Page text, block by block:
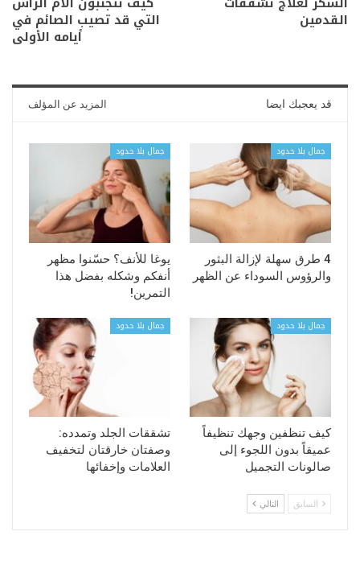
القدمين التي قد تصيب الصائم في
أيامه الأولى
قد يعجبك ايضا المزيد عن المؤلف
جمال بلا حدود
4 طرق سهلة لإزالة البثور
والرؤوس السوداء عن الظهر
جمال بلا حدود
يوغا للأنف؟ حسّنوا مظهر
أنفكم وشكله بفضل هذا
التمرين!
جمال بلا حدود
كيف تنظفين وجهك تنظيفاً
عميقاً بدون اللجوء إلى
صالونات التجميل
جمال بلا حدود
تشققات الجلد وتمدده:
وصفتان خارقتان لتخفيف
العلامات وإخفائها
السابق التالي